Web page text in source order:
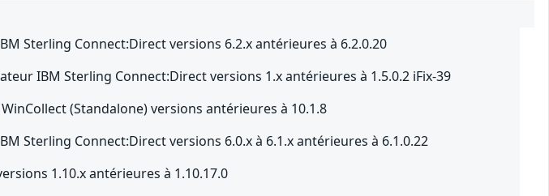
Sterling Connect:Direct versions 6.2.x antérieures à 6.2.0.20
IBM Sterling Connect:Direct versions 1.x antérieures à 1.5.0.2 iFix-39
(Standalone) versions antérieures à 10.1.8
Sterling Connect:Direct versions 6.0.x à 6.1.x antérieures à 6.1.0.22
1.10.x antérieures à 1.10.17.0